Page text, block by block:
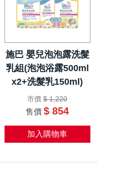
施巴 嬰兒泡泡露洗髮
乳組(泡泡浴露500ml
x2+洗髮乳150ml)
市價 $ 1,220
售價 $ 854
加入購物車